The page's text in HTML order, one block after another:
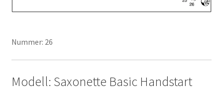
Nummer: 26
Modell: Saxonette Basic Handstart